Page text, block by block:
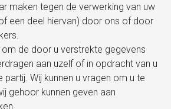
maken tegen de verwerking van uw
een deel hiervan) door ons of door
de door u verstrekte gegevens
aan uzelf of in opdracht van u
partij. Wij kunnen u vragen om u te
gehoor kunnen geven aan